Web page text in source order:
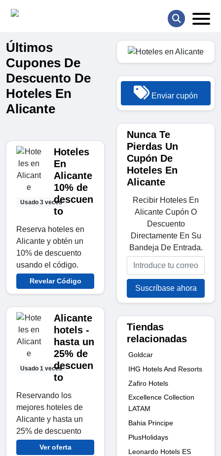
Últimos
Cupones De
Descuento De
Hoteles En
Alicante
Usado 3 veces
Hoteles
En
Alicante
10% de
descuen
to
Reserva hoteles en
Alicante y obtén un
10% de descuento
usando el código.
Revelar Código
Usado 1 veces
Alicante
hotels -
hasta un
25% de
descuen
to
Reservando los
mejores hoteles de
Alicante y hasta un
25% de descuento
Ver oferta
Enviar cupón
Nunca Te
Pierdas Un
Cupón De
Hoteles En
Alicante
Recibir Hoteles En
Alicante Cupón O
Descuento
Directamente En Su
Bandeja De Entrada.
Suscríbase ahora
Tiendas
relacionadas
Goldcar
IHG Hotels And Resorts
Zafiro Hotels
Excellence Collection
LATAM
Bahia Principe
PlusHolidays
Leonardo Hotels ES